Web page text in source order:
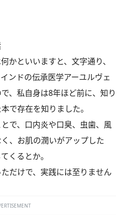
かといいますと、文字通り、
ンドの伝承医学アーユルヴェ
、私自身は8年ほど前に、知り
で存在を知りました。
で、口内炎や口臭、虫歯、風
、お肌の潤いがアップした
くるとか。
だけで、実践には至りません